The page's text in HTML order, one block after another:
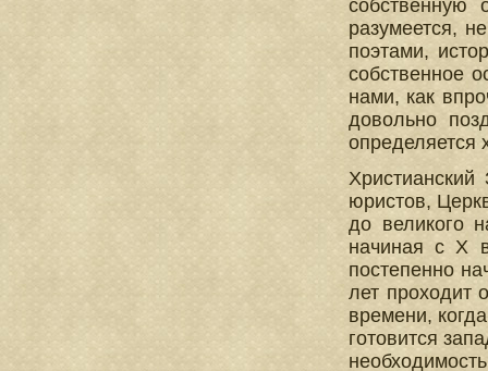
собственную
разумеется,
поэтами,
собственное
нами, как
довольно
определяется
юристов,
до великого
начиная с X
постепенно
лет проходит
времени,
готовится